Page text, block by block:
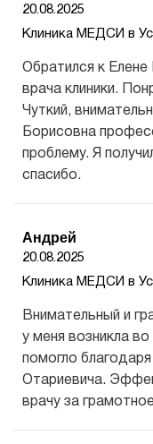
20.08.2025
Клиника МЕДСИ в
Обратился к
врача клиники.
Чуткий,
Борисовна
проблему. Я
спасибо.
Андрей
20.08.2025
Клиника МЕДСИ в
Внимательный и
у меня возникла
помогло
Отариевича.
врачу за